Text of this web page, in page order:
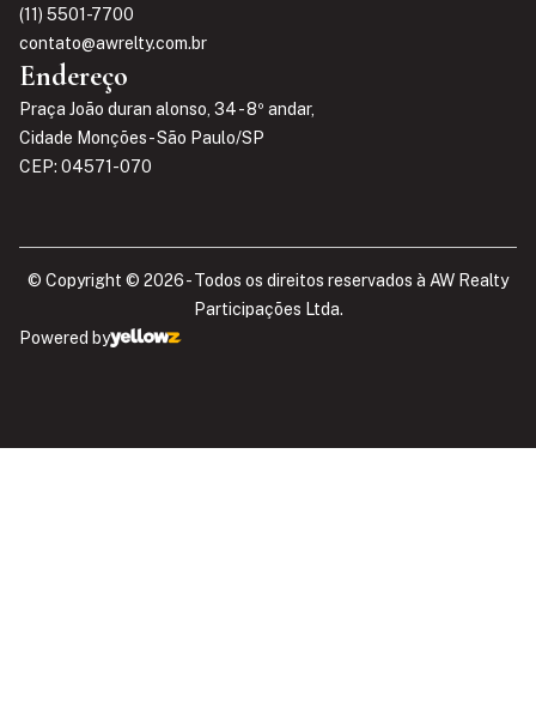
(11) 5501-7700
contato@awrelty.com.br
Endereço
Praça João duran alonso, 34 - 8º andar,
Cidade Monções - São Paulo/SP
CEP: 04571-070
© Copyright © 2026 - Todos os direitos reservados à AW Realty
Participações Ltda.​
Powered by